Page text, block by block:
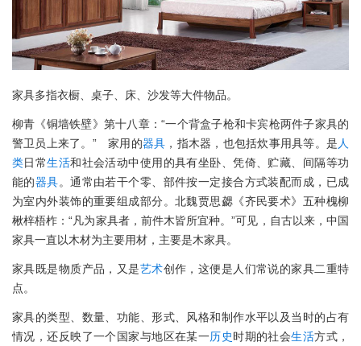
家具多指衣橱、桌子、床、沙发等大件物品。
柳青《铜墙铁壁》第十八章：“一个背盒子枪和卡宾枪两件子家具的
警卫员上来了。” 家用的器具 ，指木器，也包括炊事用具等。是 人
类日常生活和社会活动中使用的具有坐卧、凭倚、贮藏、间隔等功
能的器具。通常由若干个零、部件按一定接合方式装配而成，已成
为室内外装饰的重要组成部分。北魏贾思勰《齐民要术》五种槐柳
楸梓梧柞：“凡为家具者，前件木皆所宜种。”可见，自古以来，中国
家具一直以木材为主要用材，主要是木家具。
家具既是物质产品，又是艺术创作，这便是人们常说的家具二重特
点。
家具的类型、数量、功能、形式、风格和制作水平以及当时的占有
情况，还反映了一个国家与地区在某一历史时期的社会生活方式，